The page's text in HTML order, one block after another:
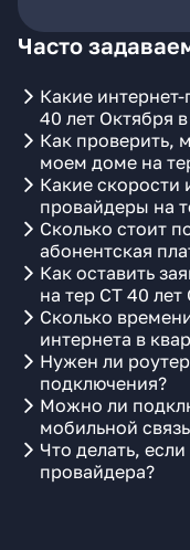
Часто
Какие
40 лет Октября
Как проверить,
моем доме на
Какие скорости
провайдеры на
Сколько стоит
абонентская
Как оставить
на тер СТ 40 лет
Сколько
интернета в
Нужен ли
подключения?
Можно ли
мобильной
Что делать,
провайдера?